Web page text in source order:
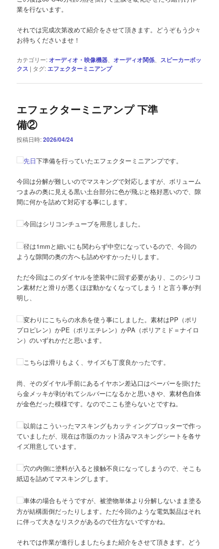
業を行ないます。
それでは完成次第改めて紹介をさせて頂きます。どうぞもう少々
お待ちくださいませ！
カテゴリー: オーディオ・映像機器 オーディオ関係
スピーカーボッ
クス | タグ: エフェクターミニアンプ
エフェクターミニアンプ 下準
備②
投稿日時:2026/04/24
先日下準備を行っていたエフェクターミニアンプです。
今回は分解が難しいのでマスキングで対応しますが、ボリューム
つまみの奥に見える黒い土台部分に色が飛ぶと格好悪いので、隙
間に何かを詰めて対応する事にします。
今回はシリコンチューブを用意しました。
径は1mmと細いにも関わらず中空になっているので、今回の
ような隙間の奥の方へも詰めやすかったりします。
ただ今回はこのダイヤルを塗装中に回す必要があり、このシリコ
ン素材だと滑りが悪くほぼ動かなくなってしまう！と言う事が判
明し、
変わりにこちらの水糸を使う事にしました。素材はPP（ポリ
プロピレン）かPE（ポリエチレン）かPA（ポリアミド＝ナイロ
ン）のいずれかだと思います。
こちらは滑りもよく、サイズも丁度良かったです。
尚、そのダイヤル手前にあるイヤホン差込口はペーパーを掛けた
ら金メッキが剥がれてシルバーになるかと思いきや、素材色自体
が金色だった模様です。なのでここも塗らないとですね。
以前はこういったマスキングもカッティングプロッターで作っ
ていましたが、現在は市販のカット済みマスキングシートを各サ
イズ用意しています。
穴の内側に塗料が入ると接触不良になってしまうので、そこも
紙辺を詰めてマスキングします。
車体の場合もそうですが、被塗物単体より分解しないまま塗る
方が結構面倒だったりします。ただ今回のような電気製品はそれ
に伴って大きなリスクがあるので仕方ないですかね。
それでは作業が進行しましたらまた紹介をさせて頂きます。どう